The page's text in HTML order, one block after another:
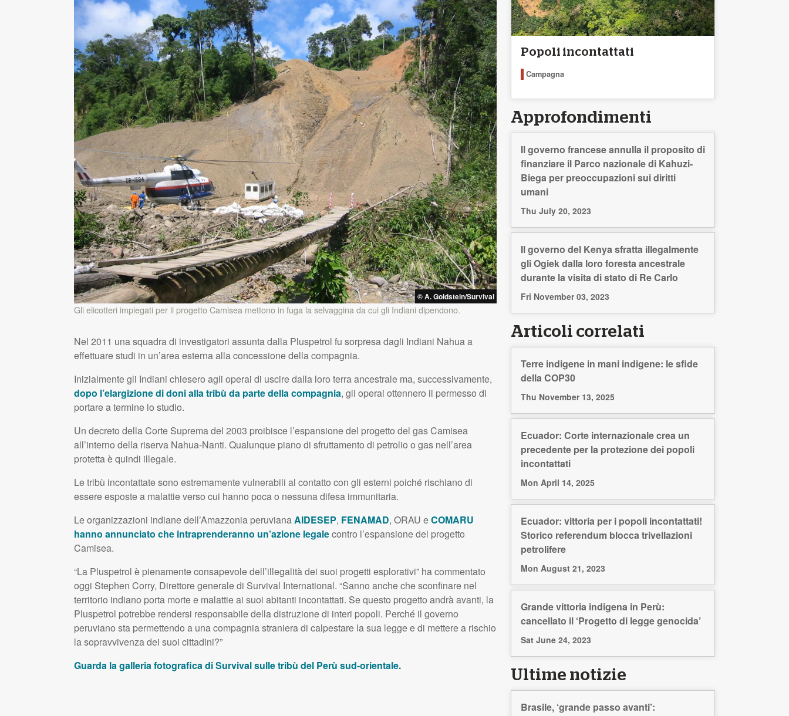
© A. Goldstein/Survival
Gli elicotteri impiegati per il progetto Camisea mettono in fuga la selvaggina da cui gli Indiani dipendono.
Nel 2011 una squadra di investigatori assunta dalla Pluspetrol fu sorpresa dagli Indiani Nahua a
effettuare studi in un’area esterna alla concessione della compagnia.
Inizialmente gli Indiani chiesero agli operai di uscire dalla loro terra ancestrale ma, successivamente,
dopo l’elargizione di doni alla tribù da parte della compagnia, gli operai ottennero il permesso di
portare a termine lo studio.
Un decreto della Corte Suprema del 2003 proibisce l’espansione del progetto del gas Camisea
all’interno della riserva Nahua-Nanti. Qualunque piano di sfruttamento di petrolio o gas nell’area
protetta è quindi illegale.
Le tribù incontattate sono estremamente vulnerabili al contatto con gli esterni poiché rischiano di
essere esposte a malattie verso cui hanno poca o nessuna difesa immunitaria.
Le organizzazioni indiane dell’Amazzonia peruvianaAIDESEP, FENAMAD, ORAU eCOMARU
hanno annunciato che intraprenderanno un’azione legalecontro l’espansione del progetto
Camisea.
“La Pluspetrol è pienamente consapevole dell’illegalità dei suoi progetti esplorativi” ha commentato
oggi Stephen Corry, Direttore generale di Survival International. “Sanno anche che sconfinare nel
territorio indiano porta morte e malattie ai suoi abitanti incontattati. Se questo progetto andrà avanti, la
Pluspetrol potrebbe rendersi responsabile della distruzione di interi popoli. Perché il governo
peruviano sta permettendo a una compagnia straniera di calpestare la sua legge e di mettere a rischio
la sopravvivenza dei suoi cittadini?”
Guarda la galleria fotografica di Survival sulle tribù del Perù sud-orientale.
Popoli incontattati
Campagna
Approfondimenti
Il governo francese annulla il proposito di
finanziare il Parco nazionale di Kahuzi-
Biega per preoccupazioni sui diritti
umani
Thu July 20, 2023
Il governo del Kenya sfratta illegalmente
gli Ogiek dalla loro foresta ancestrale
durante la visita di stato di Re Carlo
Fri November 03, 2023
Articoli correlati
Terre indigene in mani indigene: le sfide
della COP30
Thu November 13, 2025
Ecuador: Corte internazionale crea un
precedente per la protezione dei popoli
incontattati
Mon April 14, 2025
Ecuador: vittoria per i popoli incontattati!
Storico referendum blocca trivellazioni
petrolifere
Mon August 21, 2023
Grande vittoria indigena in Perù:
cancellato il ‘Progetto di legge genocida’
Sat June 24, 2023
Ultime notizie
Brasile, ‘grande passo avanti’: